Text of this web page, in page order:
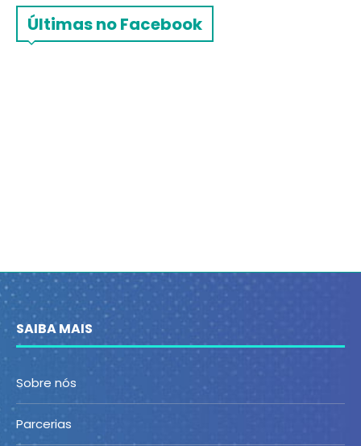
Últimas no Facebook
SAIBA MAIS
Sobre nós
Parcerias